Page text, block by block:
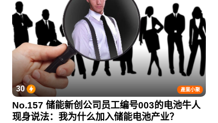
產業小聚
30
No.157 储能新创公司员工编号003的电池牛人
现身说法：我为什么加入储能电池产业？